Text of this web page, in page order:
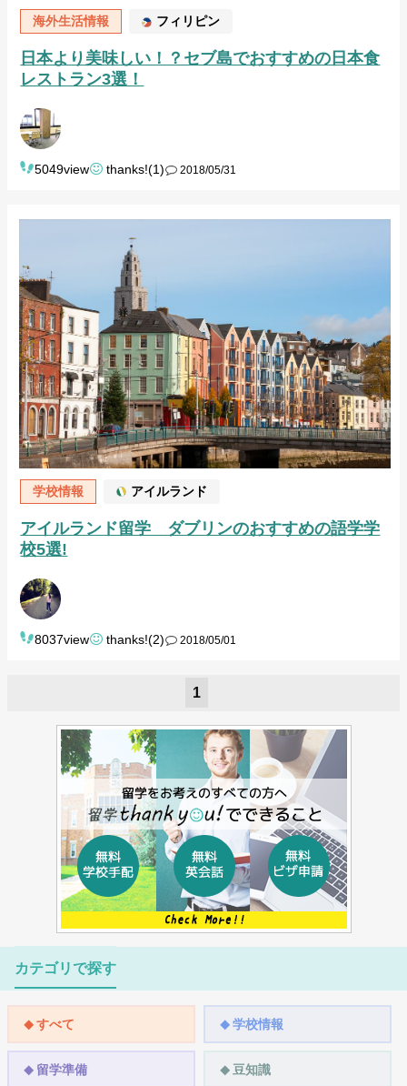
海外生活情報 フィリピン
日本より美味しい！？セブ島でおすすめの日本食
レストラン3選！
5049view thanks!(1) 2018/05/31
学校情報 アイルランド
アイルランド留学 ダブリンのおすすめの語学学
校5選!
8037view thanks!(2) 2018/05/01
1
カテゴリで探す
すべて 学校情報
留学準備 豆知識